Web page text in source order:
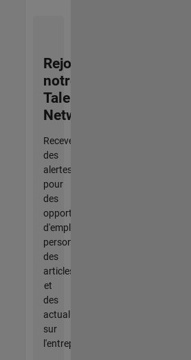
Rejoignez
notre
Talent
Network
Recevez
des
alertes
pour
des
opportunités
d'emploi
personnalisées,
des
articles
et
des
actualités
sur
l'entreprise.